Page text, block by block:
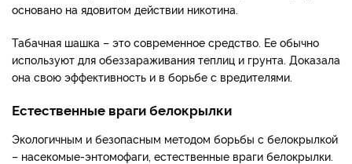
основано на ядовитом действии никотина.
Табачная шашка – это современное средство. Ее обычно
используют для обеззараживания теплиц и грунта. Доказала
она свою эффективность и в борьбе с вредителями.
Естественные враги белокрылки
Экологичным и безопасным методом борьбы с белокрылкой
– насекомые-энтомофаги, естественные враги белокрылки.